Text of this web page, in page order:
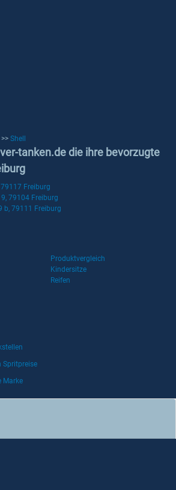
>> Shell
tanken.de die ihre bevorzugte
Freiburg
79104 Freiburg
b, 79111 Freiburg
Produktvergleich
Kindersitze
Reifen
Spritpreise
Marke